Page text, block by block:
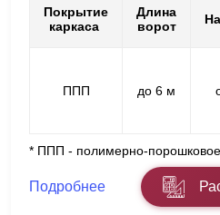
Покрытие
каркаса
Длина
ворот
ППП до 6 м
* ППП - полимерно-
Подробнее